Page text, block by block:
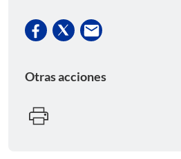
Otras acciones